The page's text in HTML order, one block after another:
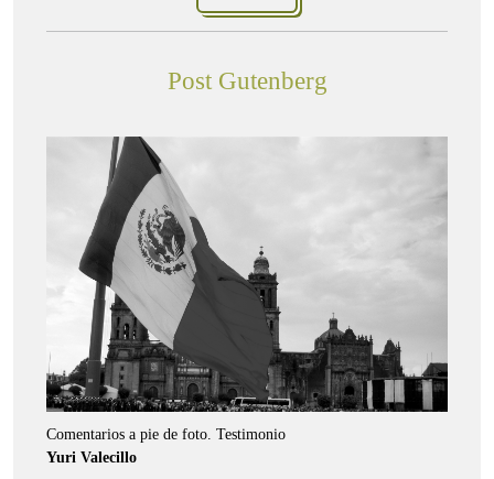
Post Gutenberg
Comentarios a pie de foto. Testimonio
Yuri Valecillo